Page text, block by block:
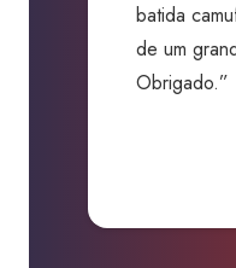
batida
de um
Obrigado.”